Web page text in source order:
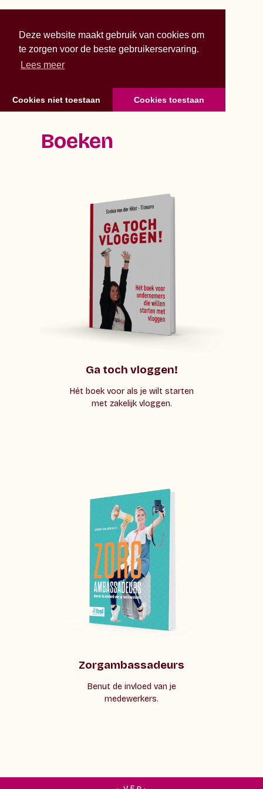
Deze website maakt gebruik van cookies om
te zorgen voor de beste gebruikerservaring.
Lees meer
Cookies niet toestaan Cookies toestaan
Boeken
Ga toch vloggen!
Hét boek voor als je wilt starten
met zakelijk vloggen.
Zorgambassadeurs
Benut de invloed van je
medewerkers.